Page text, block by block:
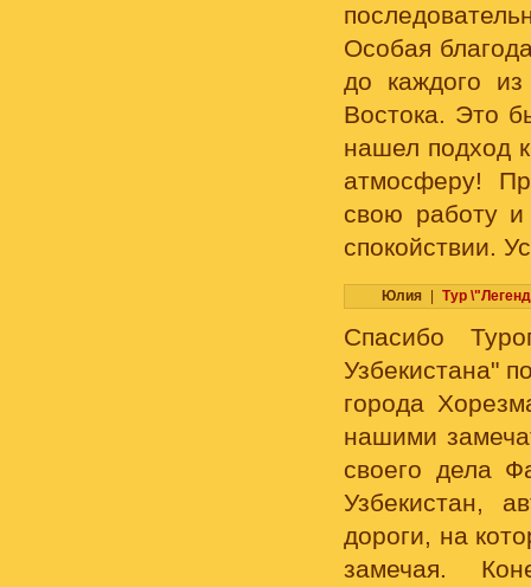
Особая
до каждого из
Востока. Это
нашел подход
атмосферу!
свою работу и
спокойствии.
Юлия Тур
Спасибо
Узбекистана"
города
нашими
своего дела
Узбекистан,
дороги, на
замечая.